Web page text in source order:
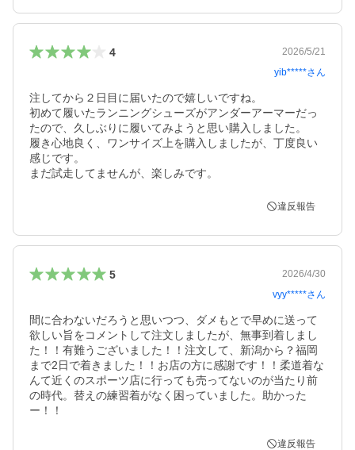
4
2026/5/21
yib*****さん
注してから２日目に届いたので嬉しいですね。
初めて履いたランニングシューズがアンダーアーマーだっ
たので、久しぶりに履いてみようと思い購入しました。
履き心地良く、ワンサイズ上を購入しましたが、丁度良い
感じです。
違反報告
5
2026/4/30
vyy*****さん
間に合わないだろうと思いつつ、ダメもとで早めに送って
欲しい旨をコメントして注文しましたが、無事到着しまし
た！！有難うございました！！注文して、新潟から？福岡
まで2日で着きました！！お店の方に感謝です！！柔道着な
んて近くのスポーツ店に行っても売ってないのが当たり前
の時代。替えの練習着がなく困っていました。助かった
ー！！
違反報告